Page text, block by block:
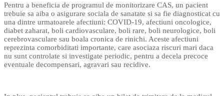
Pentru a beneficia de programul de monitorizare CAS, un pacient
trebuie sa aiba o asigurare sociala de sanatate si sa fie diagnosticat cu
una dintre urmatoarele afectiuni: COVID-19, afectiuni oncologice,
diabet zaharat, boli cardiovasculare, boli rare, boli neurologice, boli
cerebrovasculare sau boala cronica de rinichi. Aceste afectiuni
reprezinta comorbiditati importante, care asociaza riscuri mari daca
nu sunt controlate si investigate periodic, pentru a decela precoce
eventuale decompensari, agravari sau recidive.